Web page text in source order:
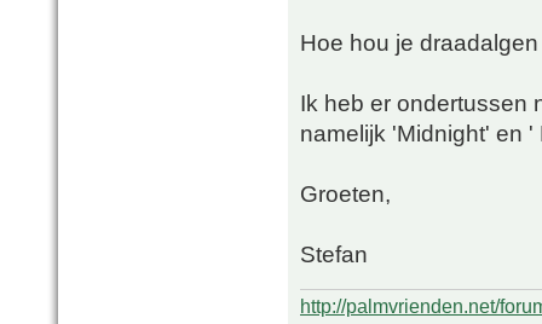
Hoe hou je
Ik heb er ondertussen
namelijk 'Midnight' en
Groeten,
Stefan
http://palmvrienden.net/